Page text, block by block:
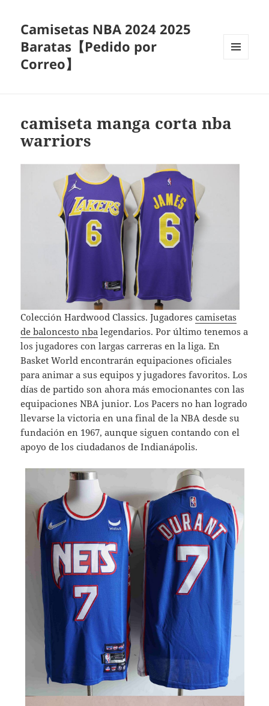
Camisetas NBA 2024 2025
Baratas【Pedido por
Correo】
camiseta manga corta nba
warriors
Colección Hardwood Classics. Jugadorescamisetas
de baloncesto nba legendarios. Por último tenemos a
los jugadores con largas carreras en la liga. En
Basket World encontrarán equipaciones oficiales
para animar a sus equipos y jugadores favoritos. Los
días de partido son ahora más emocionantes con las
equipaciones NBA junior. Los Pacers no han logrado
llevarse la victoria en una final de la NBA desde su
fundación en 1967, aunque siguen contando con el
apoyo de los ciudadanos de Indianápolis.